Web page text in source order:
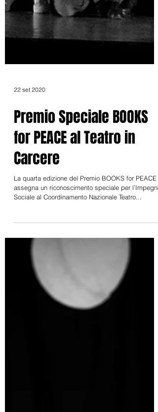
Premio Speciale BOOKS
for PEACE al Teatro in
Carcere
Sociale al Coordinamento Nazionale Teatro...